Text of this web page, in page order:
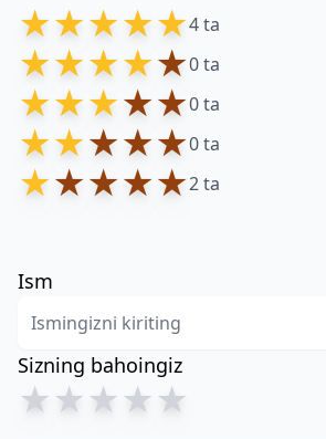
★★★★★4 ta
★★★★★0 ta
★★★★★0 ta
★★★★★0 ta
★★★★★2 ta
Ism
Sizning bahoingiz
★★★★★